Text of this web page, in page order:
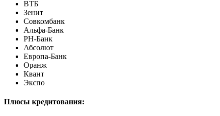
ВТБ
Зенит
Совкомбанк
Альфа-Банк
РН-Банк
Абсолют
Европа-Банк
Оранж
Квант
Экспо
Плюсы кредитования: